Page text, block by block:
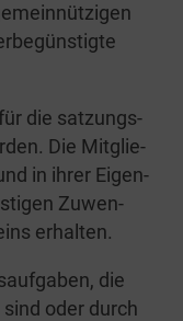
die sat­zungs­
Die Mit­glie­
in ihrer Eigen­
Zuwen­
erhalten.
die
oder durch